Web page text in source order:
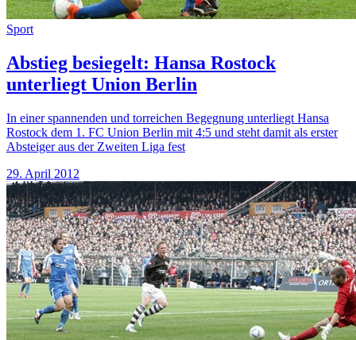
Sport
Abstieg besiegelt: Hansa Rostock
unterliegt Union Berlin
In einer spannenden und torreichen Begegnung unterliegt Hansa
Rostock dem 1. FC Union Berlin mit 4:5 und steht damit als erster
Absteiger aus der Zweiten Liga fest
29. April 2012